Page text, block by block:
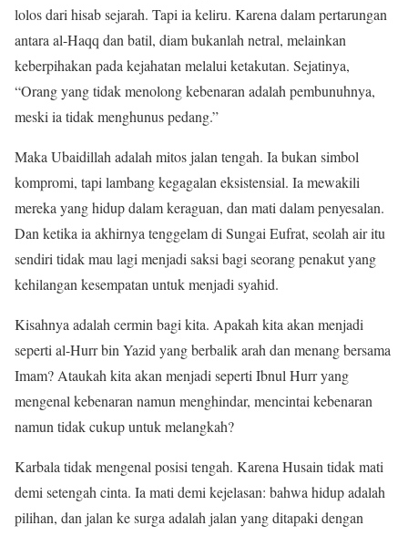
lolos dari hisab sejarah. Tapi ia keliru. Karena dalam pertarungan
antara al-Haqq dan batil, diam bukanlah netral, melainkan
keberpihakan pada kejahatan melalui ketakutan. Sejatinya,
“Orang yang tidak menolong kebenaran adalah pembunuhnya,
meski ia tidak menghunus pedang.”
Maka Ubaidillah adalah mitos jalan tengah. Ia bukan simbol
kompromi, tapi lambang kegagalan eksistensial. Ia mewakili
mereka yang hidup dalam keraguan, dan mati dalam penyesalan.
Dan ketika ia akhirnya tenggelam di Sungai Eufrat, seolah air itu
sendiri tidak mau lagi menjadi saksi bagi seorang penakut yang
kehilangan kesempatan untuk menjadi syahid.
Kisahnya adalah cermin bagi kita. Apakah kita akan menjadi
seperti al-Hurr bin Yazid yang berbalik arah dan menang bersama
Imam? Ataukah kita akan menjadi seperti Ibnul Hurr yang
mengenal kebenaran namun menghindar, mencintai kebenaran
namun tidak cukup untuk melangkah?
Karbala tidak mengenal posisi tengah. Karena Husain tidak mati
demi setengah cinta. Ia mati demi kejelasan: bahwa hidup adalah
pilihan, dan jalan ke surga adalah jalan yang ditapaki dengan